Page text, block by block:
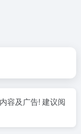
容及广告! 建议阅